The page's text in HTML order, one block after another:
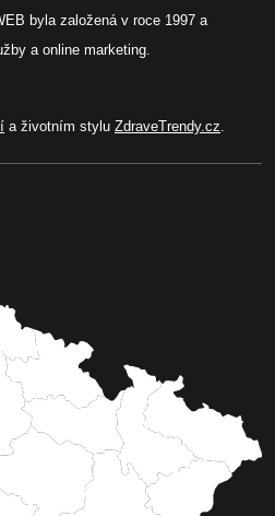
byla založená v roce 1997 a
a online marketing.
a životním stylu ZdraveTrendy.cz.